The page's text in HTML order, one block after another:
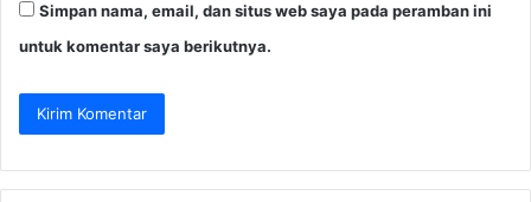
Simpan nama, email, dan situs web saya pada peramban ini
untuk komentar saya berikutnya.